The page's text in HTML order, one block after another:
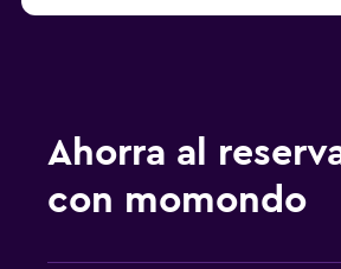
Ahorra al
con momondo